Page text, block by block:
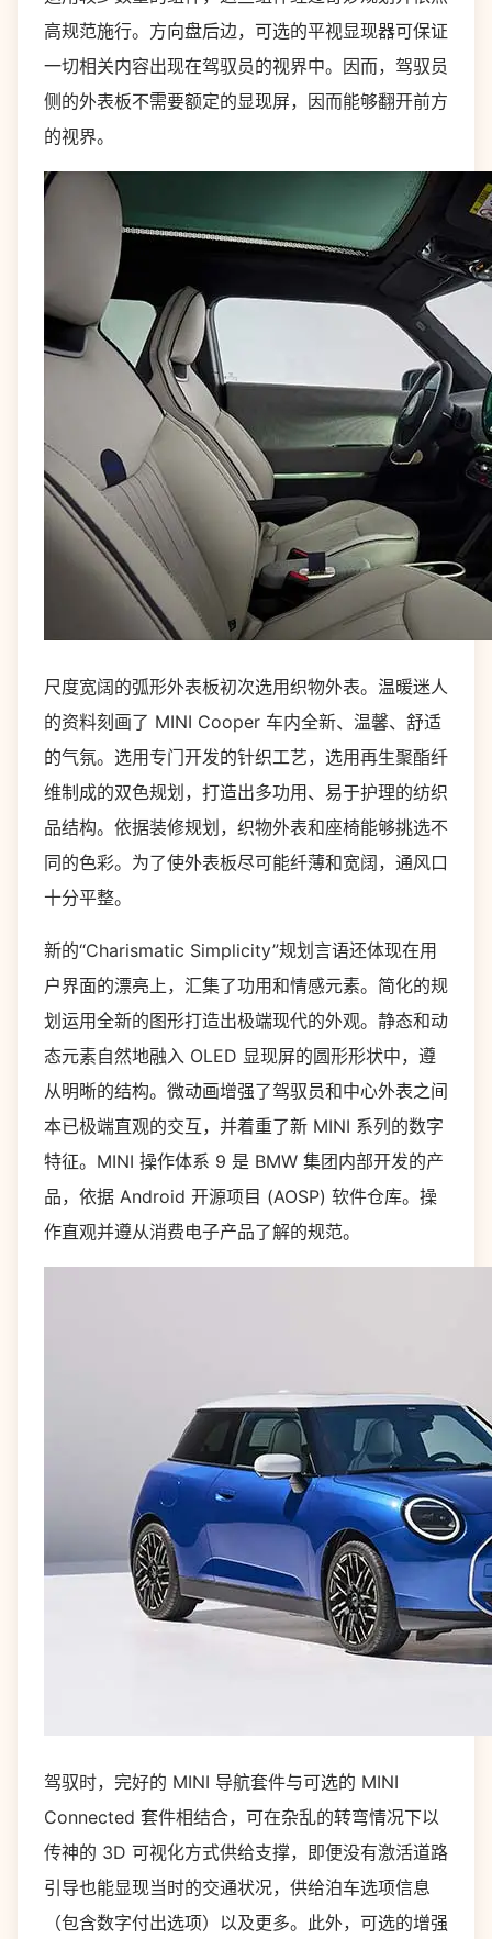
高规范施行。方向盘后边，可选的平视显现器可保证
一切相关内容出现在驾驭员的视界中。因而，驾驭员
侧的外表板不需要额定的显现屏，因而能够翻开前方
的视界。
尺度宽阔的弧形外表板初次选用织物外表。温暖迷人
的资料刻画了 MINI Cooper 车内全新、温馨、舒适
的气氛。选用专门开发的针织工艺，选用再生聚酯纤
维制成的双色规划，打造出多功用、易于护理的纺织
品结构。依据装修规划，织物外表和座椅能够挑选不
同的色彩。为了使外表板尽可能纤薄和宽阔，通风口
十分平整。
新的“Charismatic Simplicity”规划言语还体现在用
户界面的漂亮上，汇集了功用和情感元素。简化的规
划运用全新的图形打造出极端现代的外观。静态和动
态元素自然地融入 OLED 显现屏的圆形形状中，遵
从明晰的结构。微动画增强了驾驭员和中心外表之间
本已极端直观的交互，并着重了新 MINI 系列的数字
特征。MINI 操作体系 9 是 BMW 集团内部开发的产
品，依据 Android 开源项目 (AOSP) 软件仓库。操
作直观并遵从消费电子产品了解的规范。
驾驭时，完好的 MINI 导航套件与可选的 MINI
Connected 套件相结合，可在杂乱的转弯情况下以
传神的 3D 可视化方式供给支撑，即便没有激活道路
引导也能显现当时的交通状况，供给泊车选项信息
（包含数字付出选项）以及更多。此外，可选的增强